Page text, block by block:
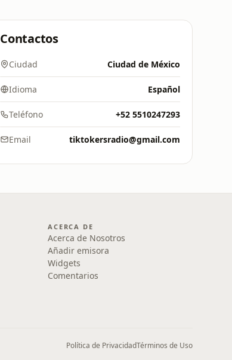
Contactos
Ciudad Ciudad de México
Idioma Español
Teléfono +52 5510247293
Email tiktokersradio@gmail.com
ACERCA DE
Acerca de Nosotros
Añadir emisora
Widgets
Comentarios
Política de PrivacidadTérminos de Uso